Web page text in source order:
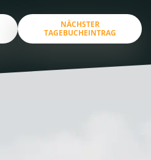
NÄCHSTER
TAGEBUCHEINTRAG